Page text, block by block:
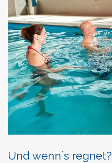
Und wenn´s regnet?